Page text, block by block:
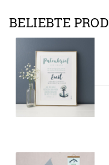
BELIEBTE